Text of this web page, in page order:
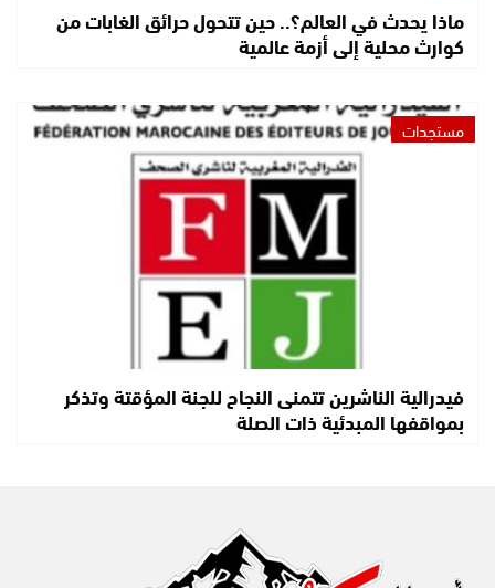
ماذا يحدث في العالم؟.. حين تتحول حرائق الغابات من
كوارث محلية إلى أزمة عالمية
مستجدات
فيدرالية الناشرين تتمنى النجاح للجنة المؤقتة وتذكر
بمواقفها المبدئية ذات الصلة